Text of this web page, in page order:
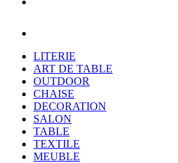
LITERIE
ART DE TABLE
OUTDOOR
CHAISE
DECORATION
SALON
TABLE
TEXTILE
MEUBLE